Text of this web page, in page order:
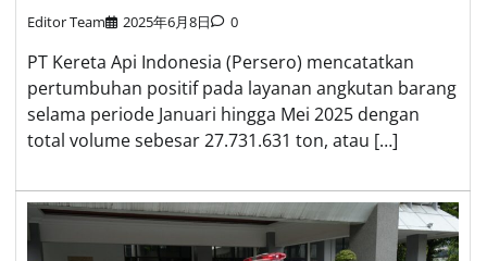
Editor Team 2025年6月8日 0
PT Kereta Api Indonesia (Persero) mencatatkan
pertumbuhan positif pada layanan angkutan barang
selama periode Januari hingga Mei 2025 dengan
total volume sebesar 27.731.631 ton, atau […]